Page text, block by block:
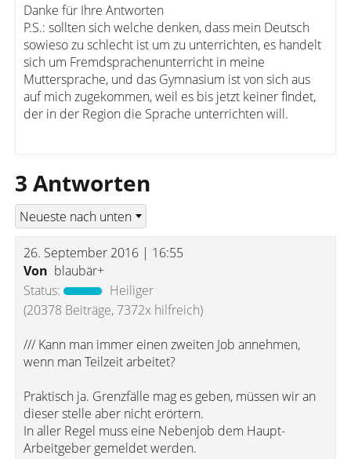
Danke für Ihre Antworten
P.S.: sollten sich welche denken, dass mein Deutsch
sowieso zu schlecht ist um zu unterrichten, es handelt
sich um Fremdsprachenunterricht in meine
Muttersprache, und das Gymnasium ist von sich aus
auf mich zugekommen, weil es bis jetzt keiner findet,
der in der Region die Sprache unterrichten will.
3 Antworten
26. September 2016 | 16:55
Von blaubär+
Status:
Heiliger
(20378 Beiträge, 7372x hilfreich)
/// Kann man immer einen zweiten Job annehmen,
wenn man Teilzeit arbeitet?
Praktisch ja. Grenzfälle mag es geben, müssen wir an
dieser stelle aber nicht erörtern.
In aller Regel muss eine Nebenjob dem Haupt-
Arbeitgeber gemeldet werden.